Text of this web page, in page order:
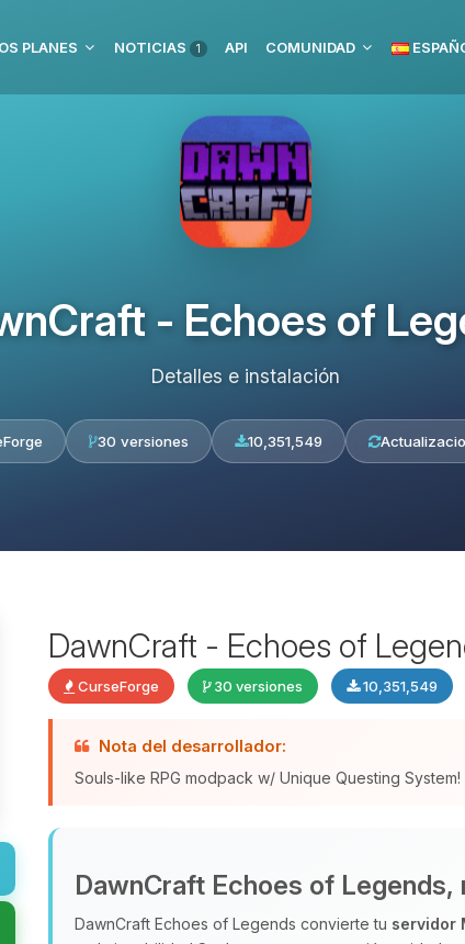
PLANES NOTICIAS 1 API COMUNIDAD
- Echoes of
Detalles e instalación
30 versiones 10,351,549
DawnCraft - Echoes of
CurseForge 30 versiones 10,351,549
Nota del desarrollador:
Souls-like RPG modpack w/ Unique Questing System!
DawnCraft Echoes of
DawnCraft Echoes of Legends convierte tu servidor